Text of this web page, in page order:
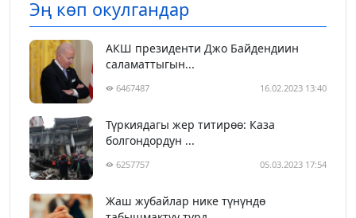
Эң көп окулгандар
АКШ президенти Джо Байдендиин
саламаттыгын...
6467487 16.02.2023 13:40
Түркиядагы жер титирөө: Каза
болгондордун ...
6257757 05.03.2023 17:54
Жаш жубайлар нике түнүндө